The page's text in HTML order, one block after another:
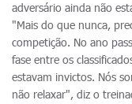
adversário ainda não
"Mais do que nunca,
competição. No ano
fase entre os
estavam invictos. Nós
não relaxar", diz o